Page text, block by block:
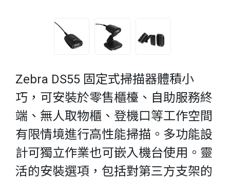
Zebra DS55 固定式掃描器體積小
巧，可安裝於零售櫃檯、自助服務終
端、無人取物櫃、登機口等工作空間
有限情境進行高性能掃描。多功能設
計可獨立作業也可嵌入機台使用。靈
活的安裝選項，包括對第三方支架的